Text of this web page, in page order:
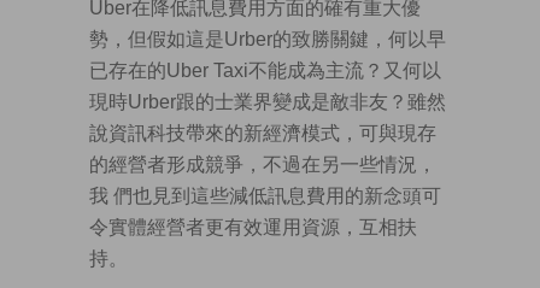
Uber在降低訊息費用方面的確有重大優
勢，但假如這是Urber的致勝關鍵，何以早
已存在的Uber Taxi不能成為主流？又何以
現時Urber跟的士業界變成是敵非友？雖然
說資訊科技帶來的新經濟模式，可與現存
的經營者形成競爭，不過在另一些情況，
我 們也見到這些減低訊息費用的新念頭可
令實體經營者更有效運用資源，互相扶
持。